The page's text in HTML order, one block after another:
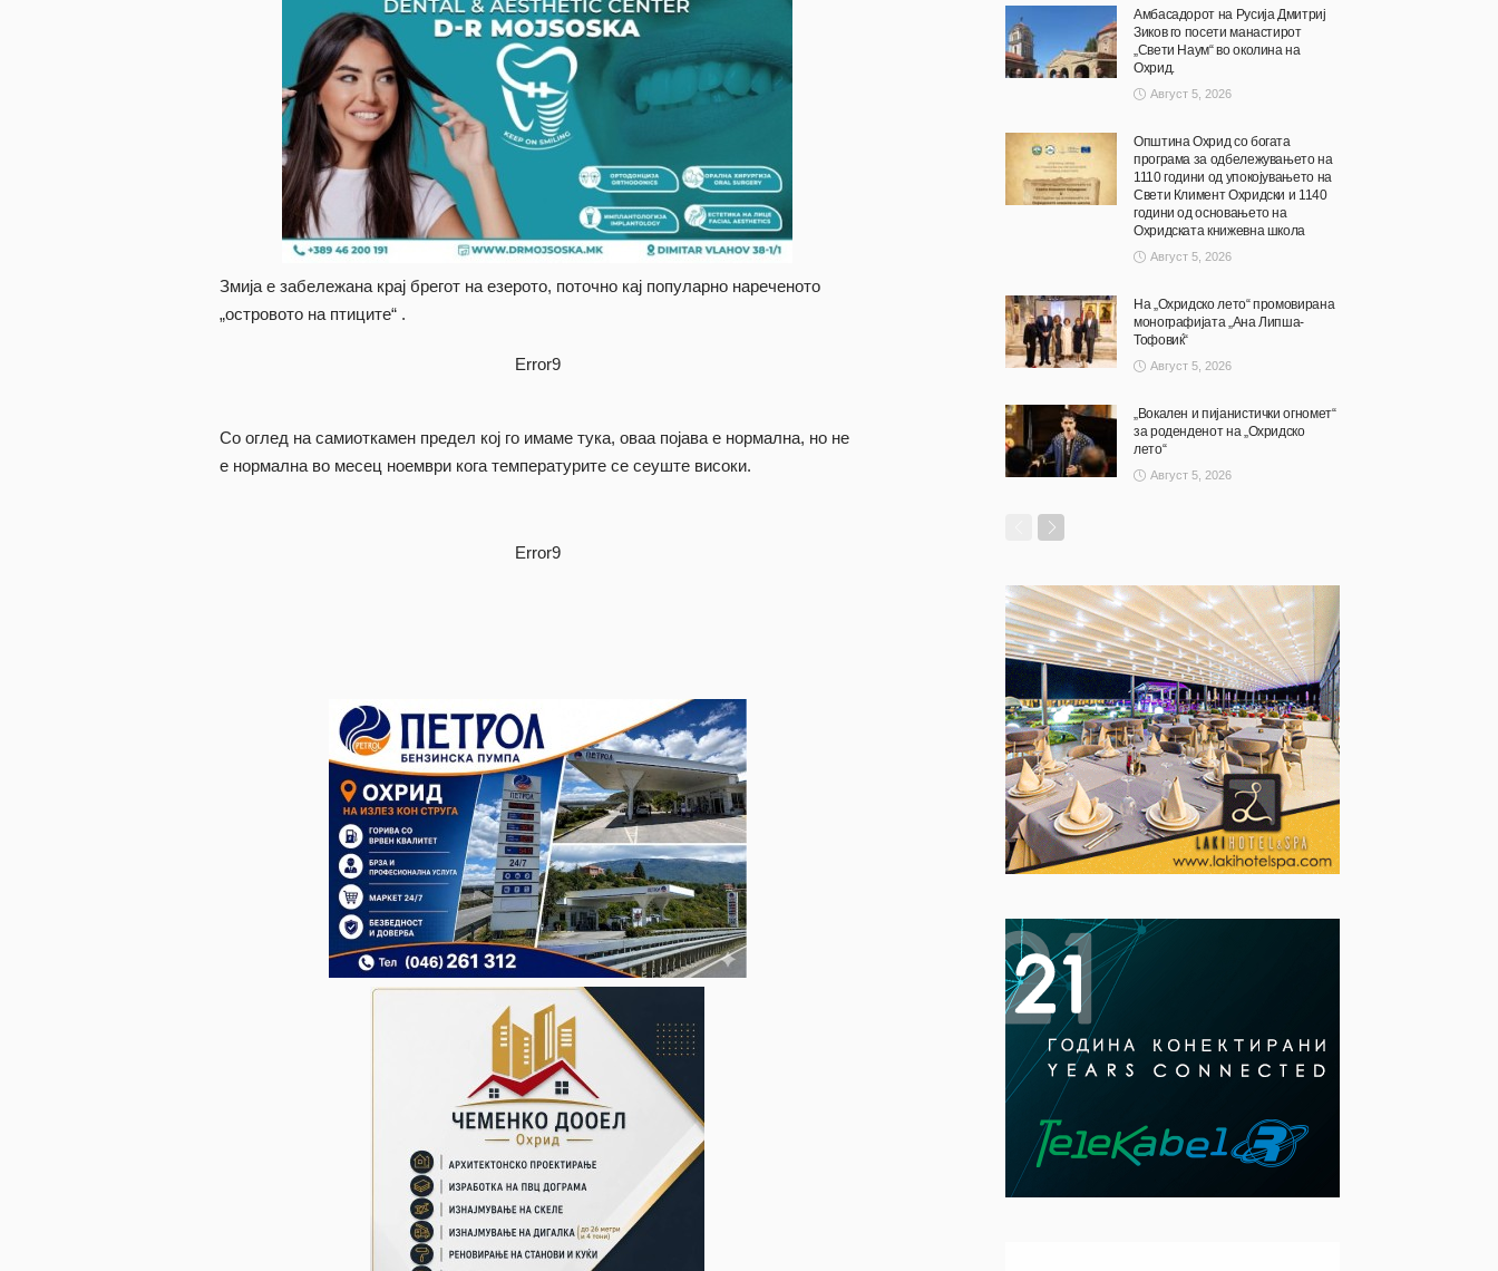
Змија е забележана крај брегот на езерото, поточно кај популарно нареченото
„островото на птиците“ .
Error9
Со оглед на самиоткамен предел кој го имаме тука, оваа појава е нормална, но не
е нормална во месец ноември кога температурите се сеуште високи.
Error9
Амбасадорот на Русија Дмитриј
Зиков го посети манастирот
„Свети Наум“ во околина на
Охрид.
Август 5, 2026
Општина Охрид со богата
програма за одбележувањето на
1110 години од упокојувањето на
Свети Климент Охридски и 1140
години од основањето на
Охридската книжевна школа
Август 5, 2026
На „Охридско лето“ промовирана
монографијата „Ана Липша-
Тофовиќ“
Август 5, 2026
„Вокален и пијанистички огномет“
за роденденот на „Охридско
лето“
Август 5, 2026